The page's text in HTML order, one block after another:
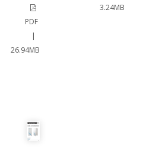
3.24MB
PDF
|
26.94MB